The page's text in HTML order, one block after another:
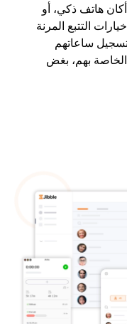
هاتف ذكي، أو
التتبع المرنة
ساعاتهم
بهم، بغض